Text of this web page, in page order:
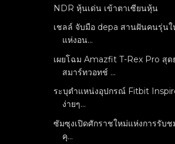
NDR หุ้นเด่น เข้าตาเซียนหุ้น
เชลล์ จับมือ depa สานฝันคนรุ่น
แห่งอน...
เผยโฉม Amazfit T-Rex Pro สุ
สมาร์ทวอทช์ ...
ระบุตำแหน่งอุปกรณ์ Fitbit
ง่ายๆ...
ซัมซุงเปิดศักราชใหม่แห่งการรับช
คุ...